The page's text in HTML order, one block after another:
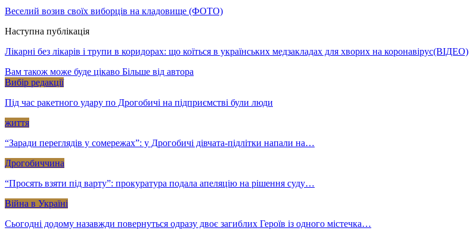
Веселий возив своїх виборців на кладовище (ФОТО)
Наступна публікація
Лікарні без лікарів і трупи в коридорах: що коїться в українських медзакладах для хворих на коронавірус(ВІДЕО)
Вам також може буде цікаво Більше від автора
Вибір редакції
Під час ракетного удару по Дрогобичі на підприємстві були люди
життя
“Заради переглядів у сомережах”: у Дрогобичі дівчата-підлітки напали на…
Дрогобиччина
“Просять взяти під варту”: прокуратура подала апеляцію на рішення суду…
Війна в Україні
Сьогодні додому назавжди повернуться одразу двоє загиблих Героїв із одного містечка…